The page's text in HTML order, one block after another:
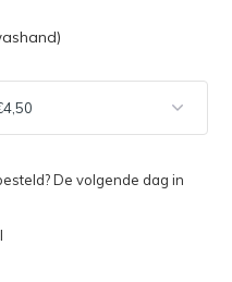
De volgende dag in